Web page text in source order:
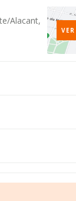
alacant,